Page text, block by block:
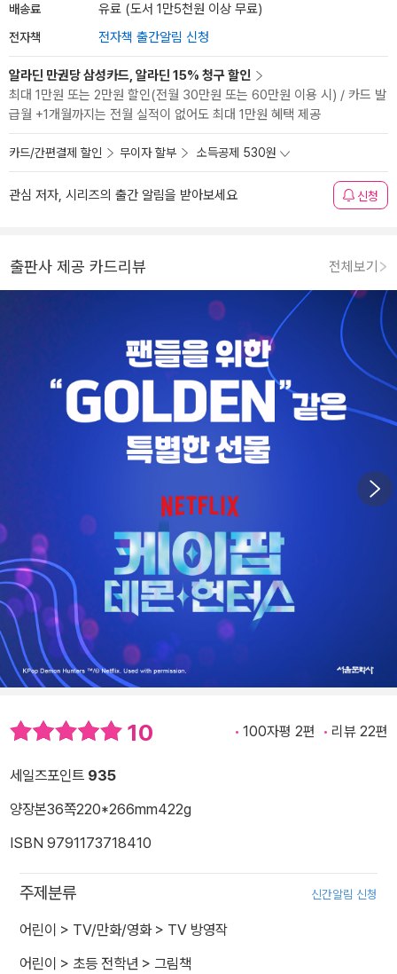
배송료 유료 (도서 1만5천원 이상 무료)
전자책 전자책 출간알림 신청
알라딘 만권당 삼성카드, 알라딘 15% 청구 할인
최대 1만원 또는 2만원 할인(전월 30만원 또는 60만원 이용 시) / 카드 발
급월 +1개월까지는 전월 실적이 없어도 최대 1만원 혜택 제공
카드/간편결제 할인 무이자 할부 소득공제 530원
관심 저자, 시리즈의 출간 알림을 받아보세요 신청
출판사 제공 카드리뷰 전체보기
10 100자평 2편 리뷰 22편
세일즈포인트 935
양장본36쪽220*266mm422g
ISBN 9791173718410
주제분류 신간알림 신청
어린이 > TV/만화/영화> TV 방영작
어린이 > 초등 전학년 > 그림책